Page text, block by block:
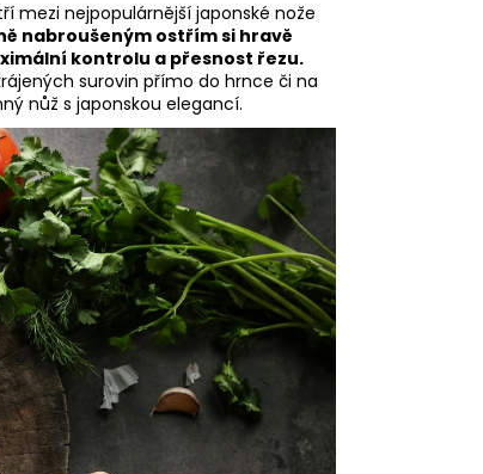
mezi nejpopulárnější japonské nože
nabroušeným ostřím si hravě
kontrolu a přesnost řezu.
surovin přímo do hrnce či na
nůž s japonskou elegancí.